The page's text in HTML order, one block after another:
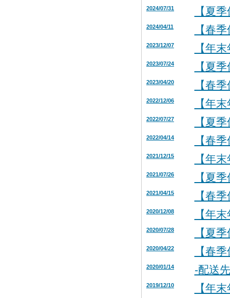
2024/07/31 【夏
2024/04/11 【春
2023/12/07 【年
2023/07/24 【夏
2023/04/20 【春
2022/12/06 【年
2022/07/27 【夏
2022/04/14 【春
2021/12/15 【年
2021/07/26 【夏
2021/04/15 【春
2020/12/08 【年
2020/07/28 【夏
2020/04/22 【春
2020/01/14 -配送
2019/12/10 【年